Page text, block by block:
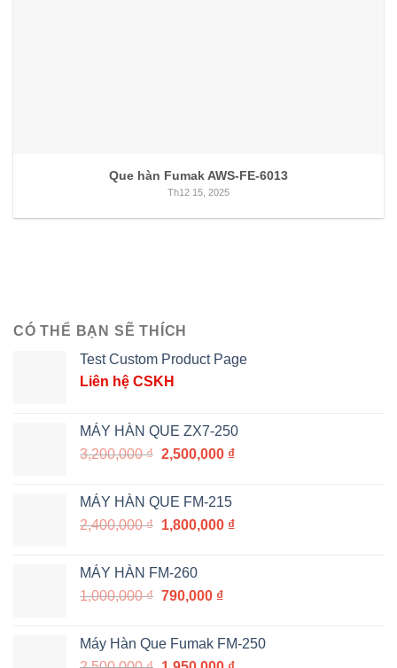
Que hàn Fumak AWS-FE-6013
Th12 15, 2025
CÓ THỂ BẠN SẼ THÍCH
Test Custom Product Page
Liên hệ CSKH
MÁY HÀN QUE ZX7-250
3,200,000₫ Giá
3,200,000 ₫.
2,500,000 ₫Giá
2,500,000 ₫.
MÁY HÀN QUE FM-215
2,400,000₫ Giá
2,400,000 ₫.
1,800,000 ₫Giá
MÁY HÀN FM-260
1,000,000₫ Giá
1,000,000 ₫.
790,000 ₫Giá
là:
Máy Hàn Que Fumak FM-250